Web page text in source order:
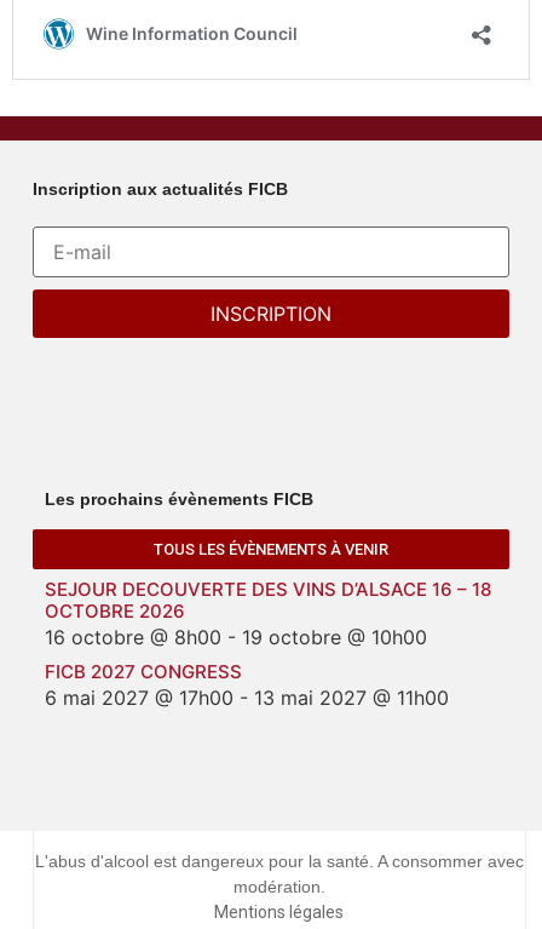
Inscription aux actualités FICB
Les prochains évènements FICB
TOUS LES ÉVÈNEMENTS À VENIR
SEJOUR DECOUVERTE DES VINS D’ALSACE 16 – 18
OCTOBRE 2026
16 octobre @ 8h00 - 19 octobre @ 10h00
FICB 2027 CONGRESS
6 mai 2027 @ 17h00 - 13 mai 2027 @ 11h00
L'abus d'alcool est dangereux pour la santé. A consommer avec
modération.
Mentions légales